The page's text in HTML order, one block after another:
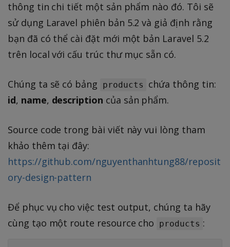
thông tin chi tiết một sản phẩm nào đó. Tôi sẽ
sử dụng Laravel phiên bản 5.2 và giả định rằng
bạn đã có thể cài đặt mới một bản Laravel 5.2
trên local với cấu trúc thư mục sẵn có.
Chúng ta sẽ có bảng products
chứa thông tin:
id, name, description của sản phẩm.
Source code trong bài viết này vui lòng tham
khảo thêm tại đây:
https://github.com/nguyenthanhtung88/reposit
ory-design-pattern
Để phục vụ cho việc test output, chúng ta hãy
cùng tạo một route resource cho
products :